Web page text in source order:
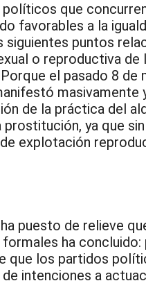
que
favorables a la
siguientes puntos
o reproductiva de
el pasado 8 de
masivamente
de la práctica del
ya que
explotación
puesto de relieve
ha
que los partidos
intenciones a
Rotas resistentes y